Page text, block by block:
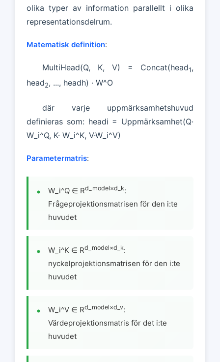
olika typer av information parallellt i olika
representationsdelrum.
Matematisk definition:
MultiHead(Q, K, V) = Concat(head1,
head2, ..., headh) · W^O
där varje uppmärksamhetshuvud
definieras som: headi = Uppmärksamhet(Q·
W_i^Q, K· W_i^K, V·W_i^V)
Parametermatris:
W_i^Q ∈ Rd_model×d_k:
Frågeprojektionsmatrisen för den i:te
huvudet
W_i^K ∈ Rd_model×d_k:
nyckelprojektionsmatrisen för den i:te
huvudet
W_i^V ∈ Rd_model×d_v:
Värdeprojektionsmatris för det i:te
huvudet